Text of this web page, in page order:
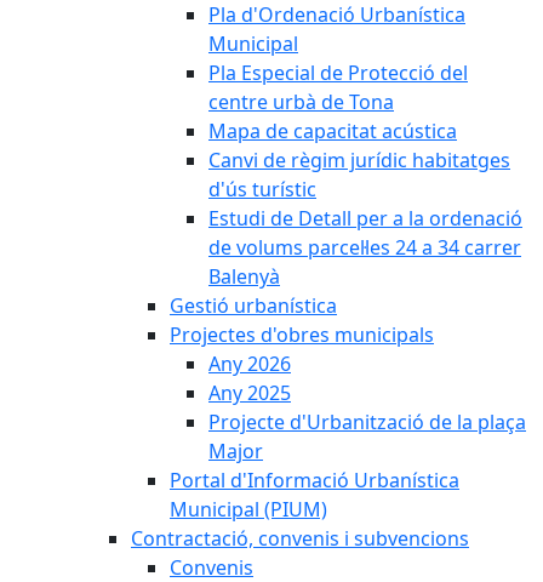
Pla d'Ordenació Urbanística
Municipal
Pla Especial de Protecció del
centre urbà de Tona
Mapa de capacitat acústica
Canvi de règim jurídic habitatges
d'ús turístic
Estudi de Detall per a la ordenació
de volums parcel·les 24 a 34 carrer
Balenyà
Gestió urbanística
Projectes d'obres municipals
Any 2026
Any 2025
Projecte d'Urbanització de la plaça
Major
Portal d'Informació Urbanística
Municipal (PIUM)
Contractació, convenis i subvencions
Convenis